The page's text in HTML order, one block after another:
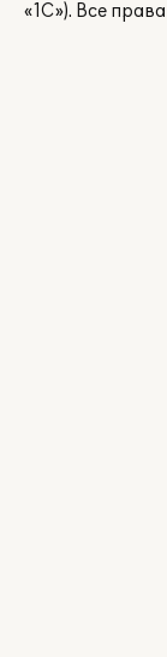
«1С»). Все